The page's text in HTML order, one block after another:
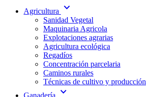
Agricultura expand_more
Sanidad Vegetal
Maquinaria Agricola
Explotaciones agrarias
Agricultura ecológica
Regadíos
Concentración parcelaria
Caminos rurales
Técnicas de cultivo y producción
Ganadería
expand_more